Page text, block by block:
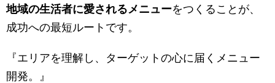
地域の生活者に愛されるメニューをつくることが、
成功への最短ルートです。
『エリアを理解し、ターゲットの心に届くメニュー
開発。』